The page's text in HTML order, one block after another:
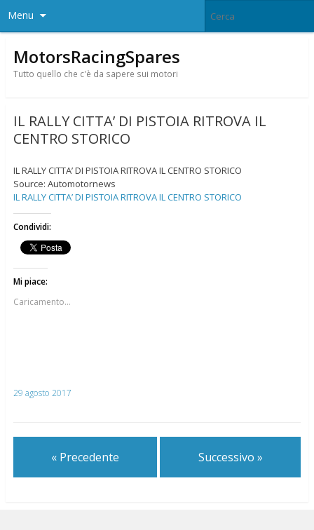
Menu
MotorsRacingSpares
Tutto quello che c'è da sapere sui motori
IL RALLY CITTA’ DI PISTOIA RITROVA IL
CENTRO STORICO
IL RALLY CITTA’ DI PISTOIA RITROVA IL CENTRO STORICO
Source: Automotornews
IL RALLY CITTA’ DI PISTOIA RITROVA IL CENTRO STORICO
Condividi:
Mi piace:
Caricamento...
29 agosto 2017
« Precedente Successivo »